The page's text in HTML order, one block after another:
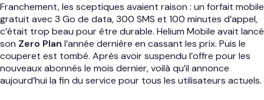
Franchement, les sceptiques avaient raison : un forfait mobile
gratuit avec 3 Go de data, 300 SMS et 100 minutes d’appel,
c’était trop beau pour être durable. Helium Mobile avait lancé
son Zero Plan l’année dernière en cassant les prix. Puis le
couperet est tombé. Après avoir suspendu l’offre pour les
nouveaux abonnés le mois dernier, voilà qu’il annonce
aujourd’hui la fin du service pour tous les utilisateurs actuels.